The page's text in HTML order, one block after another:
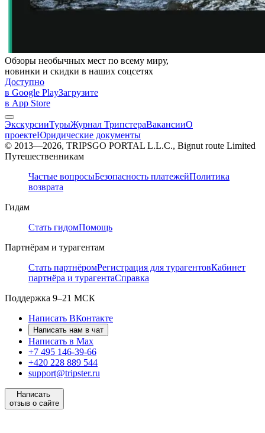
Обзоры необычных мест по всему миру,
новинки и скидки в наших соцсетях
Доступно
в Google PlayЗагрузите
в App Store
ЭкскурсииТурыЖурнал ТрипстераВакансииО
проектеЮридические документы
© 2013—2026, TRIPSGO PORTAL L.L.C., Bignut route Limited
Путешественникам
Частые вопросыБезопасность платежейПолитика
возврата
Гидам
Стать гидомПомощь
Партнёрам и турагентам
Стать партнёромРегистрация для турагентовКабинет
партнёра и турагентаСправка
Поддержка 9–21 МСК
Написать ВКонтакте
Написать нам в чат
Написать в Max
+7 495 146-39-66
+420 228 889 544
support@tripster.ru
Написать
отзыв о сайте